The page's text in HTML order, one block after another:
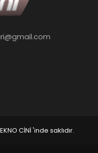
CİNİ 'inde saklıdır.